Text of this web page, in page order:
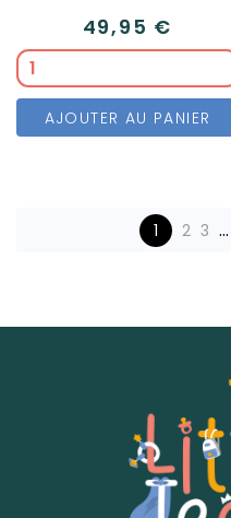
49,95 €
AJOUTER AU PANIER
1 2 3 …